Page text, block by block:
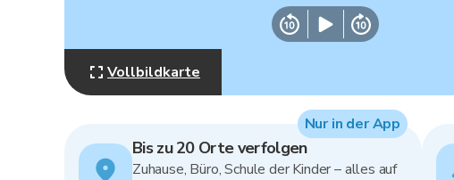
Vollbildkarte
Bis zu 20 Orte verfolgen
Zuhause, Büro, Schule der Kinder – alles auf
Nur in der App